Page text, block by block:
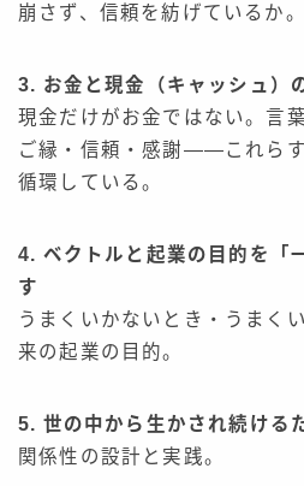
崩さず、信頼を紡げているか。
3. お金と現金（キャッシュ）
現金だけがお金ではない。言
ご縁・信頼・感謝——これら
循環している。
4. ベクトルと 起業の目的を「
す
うまくいかないとき・うまく
来の起業の目的。
5. 世の中から生かされ続ける
関係性の設計と実践。